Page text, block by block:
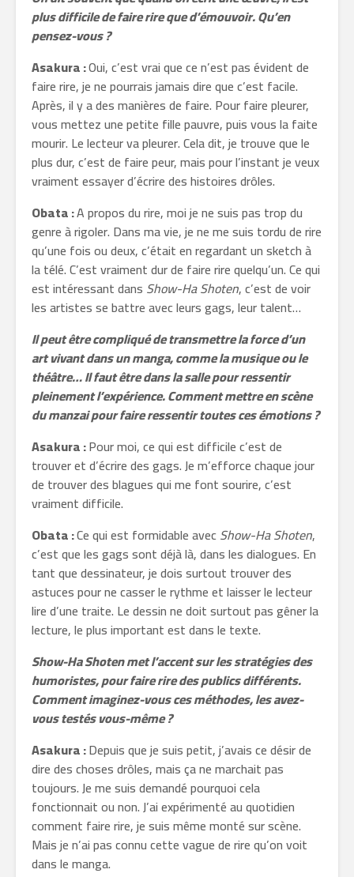
plus difficile de faire rire que d’émouvoir. Qu’en
pensez-vous ?
Asakura :Oui, c’est vrai que ce n’est pas évident de
faire rire, je ne pourrais jamais dire que c’est facile.
Après, il y a des manières de faire. Pour faire pleurer,
vous mettez une petite fille pauvre, puis vous la faite
mourir. Le lecteur va pleurer. Cela dit, je trouve que le
plus dur, c’est de faire peur, mais pour l’instant je veux
vraiment essayer d’écrire des histoires drôles.
Obata :A propos du rire, moi je ne suis pas trop du
genre à rigoler. Dans ma vie, je ne me suis tordu de rire
qu’une fois ou deux, c’était en regardant un sketch à
la télé. C’est vraiment dur de faire rire quelqu’un. Ce qui
est intéressant dans Show-Ha Shoten, c’est de voir
les artistes se battre avec leurs gags, leur talent…
Il peut être compliqué de transmettre la force d’un
art vivant dans un manga, comme la musique ou le
théâtre… Il faut être dans la salle pour ressentir
pleinement l’expérience. Comment mettre en scène
du manzai pour faire ressentir toutes ces émotions ?
Asakura :Pour moi, ce qui est difficile c’est de
trouver et d’écrire des gags. Je m’efforce chaque jour
de trouver des blagues qui me font sourire, c’est
vraiment difficile.
Obata :Ce qui est formidable avecShow-Ha Shoten,
c’est que les gags sont déjà là, dans les dialogues. En
tant que dessinateur, je dois surtout trouver des
astuces pour ne casser le rythme et laisser le lecteur
lire d’une traite. Le dessin ne doit surtout pas gêner la
lecture, le plus important est dans le texte.
Show-Ha Shoten met l’accent sur les stratégies des
humoristes, pour faire rire des publics différents.
Comment imaginez-vous ces méthodes, les avez-
vous testés vous-même ?
Asakura :Depuis que je suis petit, j’avais ce désir de
dire des choses drôles, mais ça ne marchait pas
toujours. Je me suis demandé pourquoi cela
fonctionnait ou non. J’ai expérimenté au quotidien
comment faire rire, je suis même monté sur scène.
Mais je n’ai pas connu cette vague de rire qu’on voit
dans le manga.